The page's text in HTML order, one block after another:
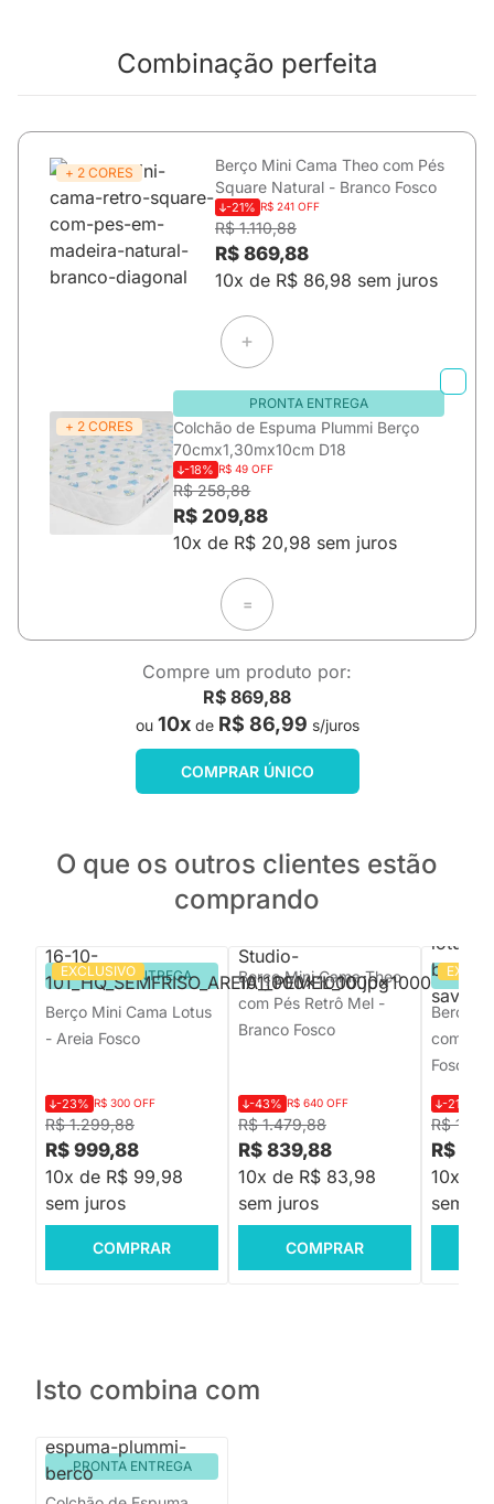
Combinação perfeita
+ 2 CORES
Berço Mini Cama Theo com Pés
Square Natural - Branco Fosco
-21% R$ 241 OFF
R$ 1.110,88
R$ 869,88
10x de R$ 86,98 sem juros
+ 2 CORES
PRONTA ENTREGA
Colchão de Espuma Plummi Berço
70cmx1,30mx10cm D18
-18% R$ 49 OFF
R$ 258,88
R$ 209,88
10x de R$ 20,98 sem juros
=
Compre um produto por:
R$ 869,88
ou 10xde R$ 86,99 s/juros
COMPRAR ÚNICO
O que os outros clientes estão
comprando
EXCLUSIVO
PRONTA ENTREGA
Berço Mini Cama Lotus
- Areia Fosco
R$ 1.299,88
-23% R$ 300 OFF
R$ 999,88
10x de R$ 99,98
sem juros
COMPRAR
Berço Mini Cama Theo
com Pés Retrô Mel -
Branco Fosco
R$ 1.479,88
-43% R$ 640 OFF
R$ 839,88
10x de R$ 83,98
sem juros
COMPRAR
Berço
com
Fosco e
R$
-21%
R$
10x de
sem
Isto combina com
PRONTA ENTREGA